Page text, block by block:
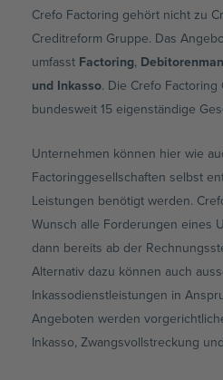
Crefo Factoring gehört nicht zu
Creditreform Gruppe. Das
umfasst Factoring,
und Inkasso. Die Crefo
bundesweit 15 eigenständige
Unternehmen können hier wie
Factoringgesellschaften selbst
Leistungen benötigt werden.
Wunsch alle Forderungen eines
dann bereits ab der
Alternativ dazu können auch
Inkassodienstleistungen in
Angeboten werden
Inkasso, Zwangsvollstreckung